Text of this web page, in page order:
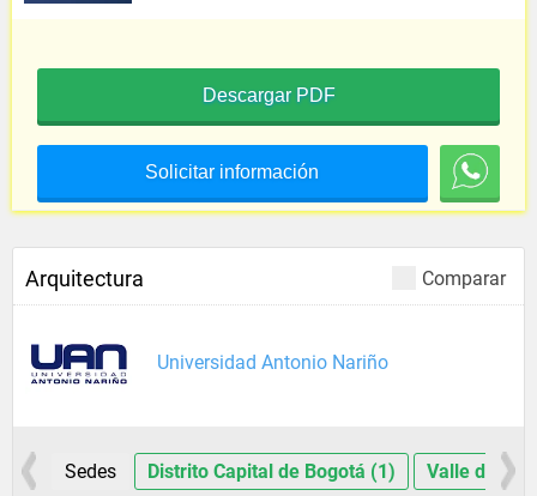
Descargar PDF
Solicitar información
Comparar
Arquitectura
Universidad Antonio Nariño
Sedes Distrito Capital de Bogotá (1) Valle del